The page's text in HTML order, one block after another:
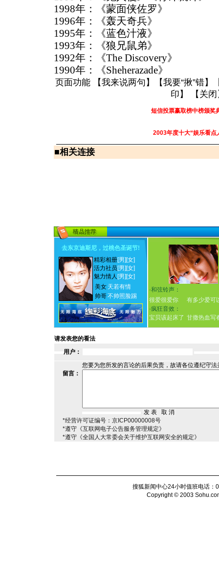
1998年：《蒙面侠佐罗》
1996年：《轰天奇兵》
1995年：《蓝色汁液》
1993年：《狼兄鼠弟》
1992年：《The Discovery》
1990年：《Sheherazade》
页面功能 【我来说两句 】【我要“揪”错】
印 】 【 关闭
短信投票赢取榜中榜颁奖
2003年度十大“娱乐看点
■相关连接
去东京迪斯尼，过桃色圣诞节!
精彩相册[男] [女]
活力社员 [男] [女]
魅力情人 [男] [女]
美女 天若有情
帅哥不帅照脸踢
·和弦铃声：
很爱很爱你
有多少爱可
·疯狂音效：
宝贝该起床了 甘撒热血写
请发表您的看法
用户：
您要为您所发的言论的后果负责，故请各位遵纪守
留言：
*经营许可证编号：京ICP00000008号
*遵守《互联网电子公告服务管理规定》
*遵守《全国人大常委会关于维护互联网安全的规定》
搜狐新闻中心24小时值班电话
Copyright © 2003